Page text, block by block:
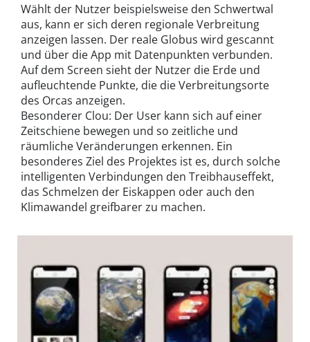
Wählt der Nutzer beispielsweise den Schwertwal
aus, kann er sich deren regionale Verbreitung
anzeigen lassen. Der reale Globus wird gescannt
und über die App mit Datenpunkten verbunden.
Auf dem Screen sieht der Nutzer die Erde und
aufleuchtende Punkte, die die Verbreitungsorte
des Orcas anzeigen.
Besonderer Clou: Der User kann sich auf einer
Zeitschiene bewegen und so zeitliche und
räumliche Veränderungen erkennen. Ein
besonderes Ziel des Projektes ist es, durch solche
intelligenten Verbindungen den Treibhauseffekt,
das Schmelzen der Eiskappen oder auch den
Klimawandel greifbarer zu machen.